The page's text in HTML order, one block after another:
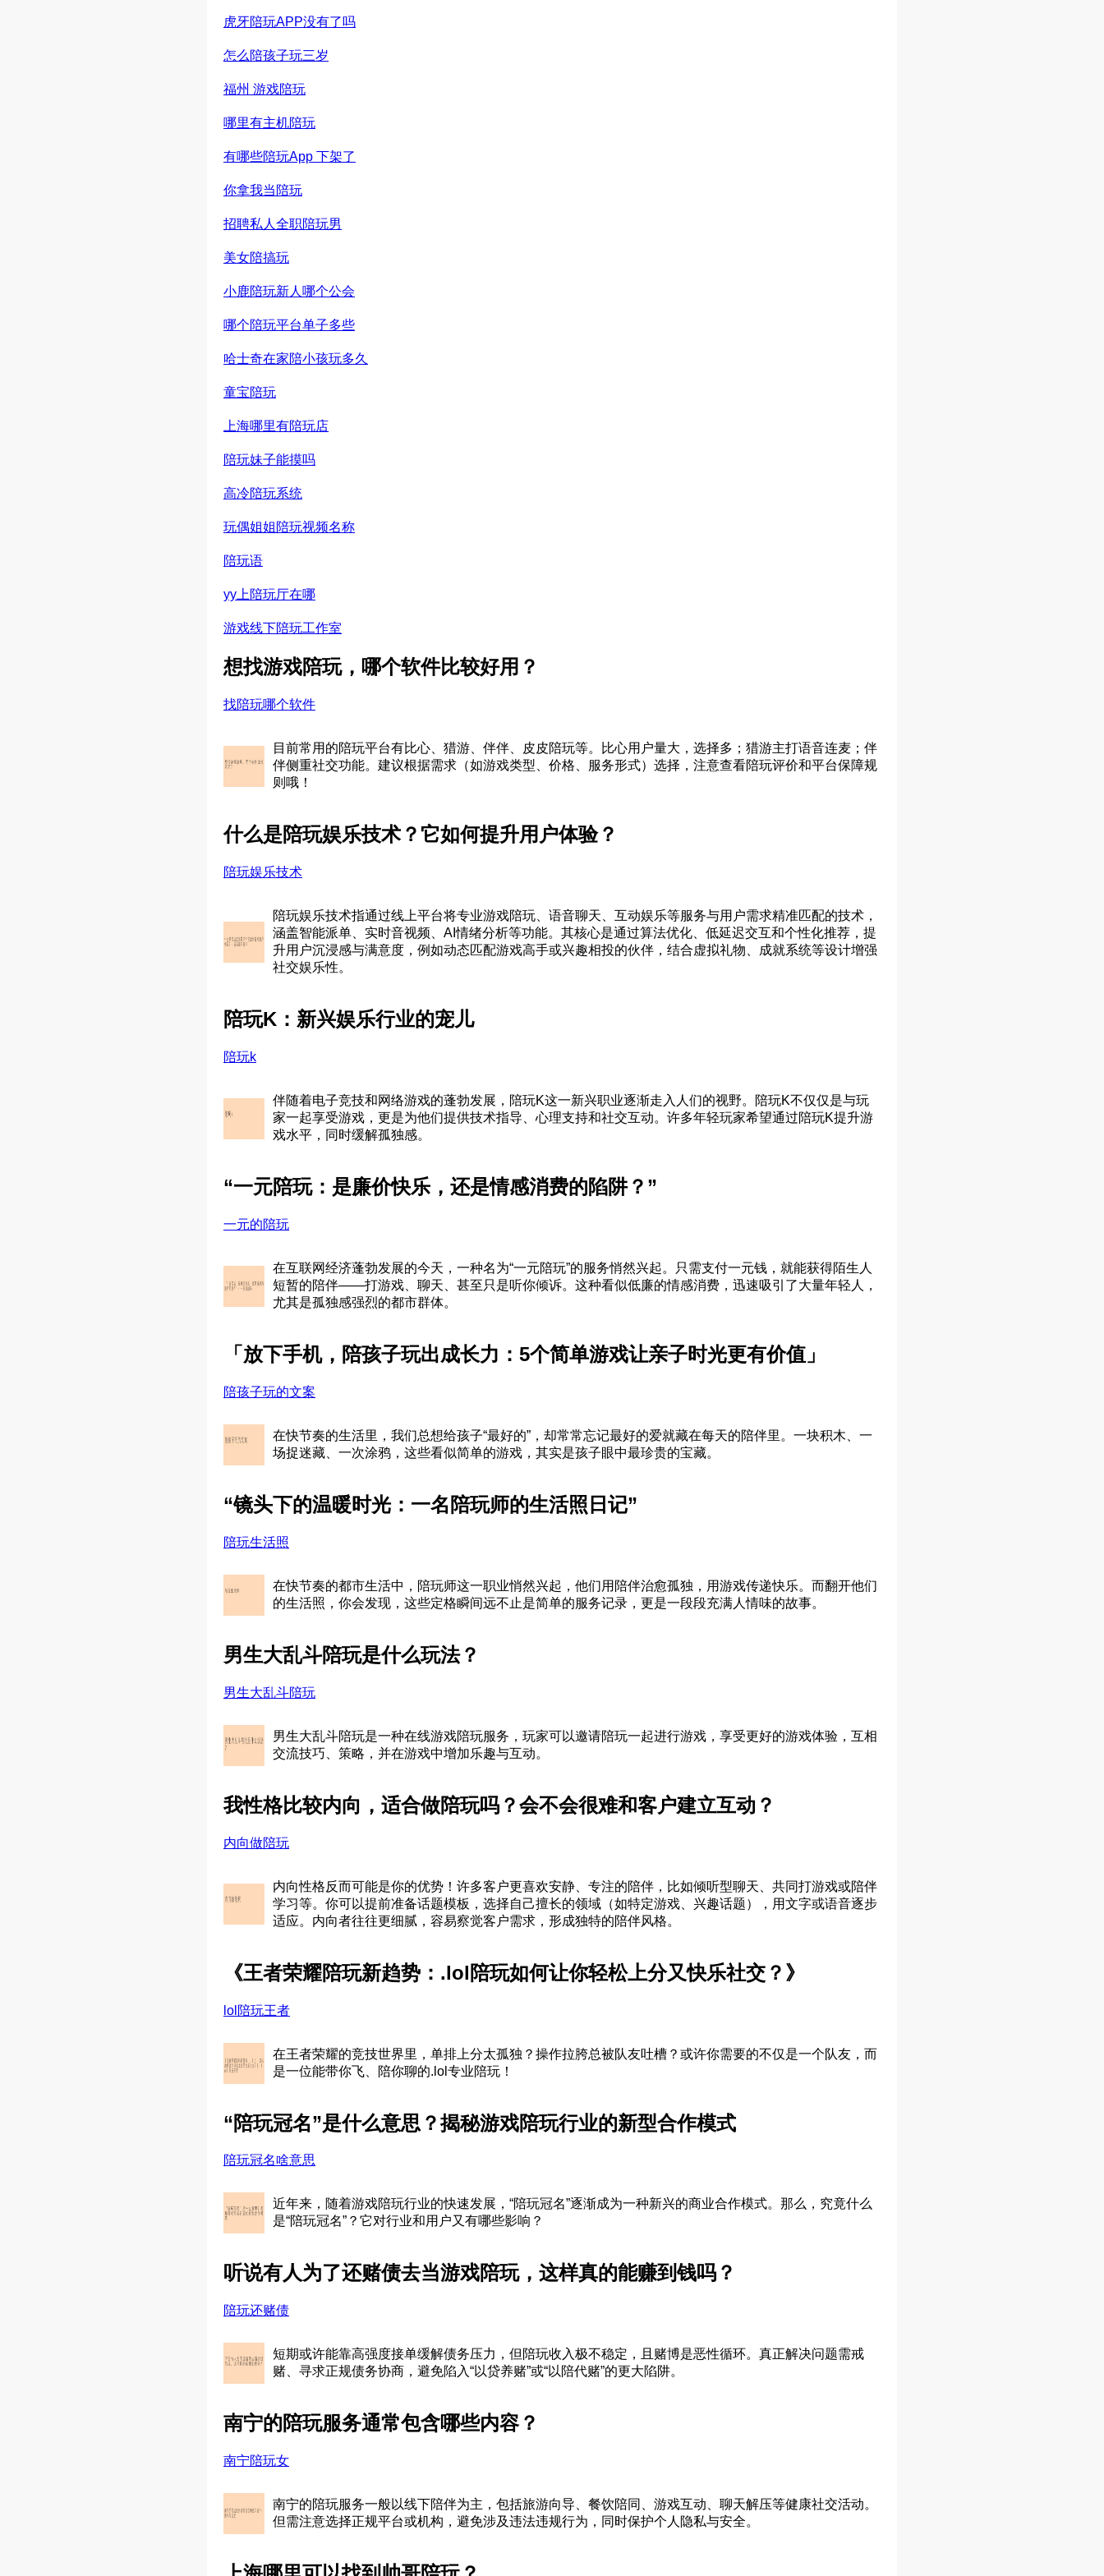
虎牙陪玩APP没有了吗
怎么陪孩子玩三岁
福州 游戏陪玩
哪里有主机陪玩
有哪些陪玩App 下架了
你拿我当陪玩
招聘私人全职陪玩男
美女陪搞玩
小鹿陪玩新人哪个公会
哪个陪玩平台单子多些
哈士奇在家陪小孩玩多久
童宝陪玩
上海哪里有陪玩店
陪玩妹子能摸吗
高冷陪玩系统
玩偶姐姐陪玩视频名称
陪玩语
yy上陪玩厅在哪
游戏线下陪玩工作室
想找游戏陪玩，哪个软件比较好用？
找陪玩哪个软件
目前常用的陪玩平台有比心、猎游、伴伴、皮皮陪玩等。比心用户量大，选择多；猎游主打语音连麦；伴
伴侧重社交功能。建议根据需求（如游戏类型、价格、服务形式）选择，注意查看陪玩评价和平台保障规
则哦！
什么是陪玩娱乐技术？它如何提升用户体验？
陪玩娱乐技术
陪玩娱乐技术指通过线上平台将专业游戏陪玩、语音聊天、互动娱乐等服务与用户需求精准匹配的技术，
涵盖智能派单、实时音视频、AI情绪分析等功能。其核心是通过算法优化、低延迟交互和个性化推荐，提
升用户沉浸感与满意度，例如动态匹配游戏高手或兴趣相投的伙伴，结合虚拟礼物、成就系统等设计增强
社交娱乐性。
陪玩K：新兴娱乐行业的宠儿
陪玩k
伴随着电子竞技和网络游戏的蓬勃发展，陪玩K这一新兴职业逐渐走入人们的视野。陪玩K不仅仅是与玩
家一起享受游戏，更是为他们提供技术指导、心理支持和社交互动。许多年轻玩家希望通过陪玩K提升游
戏水平，同时缓解孤独感。
“一元陪玩：是廉价快乐，还是情感消费的陷阱？”
一元的陪玩
在互联网经济蓬勃发展的今天，一种名为“一元陪玩”的服务悄然兴起。只需支付一元钱，就能获得陌生人
短暂的陪伴——打游戏、聊天、甚至只是听你倾诉。这种看似低廉的情感消费，迅速吸引了大量年轻人，
尤其是孤独感强烈的都市群体。
「放下手机，陪孩子玩出成长力：5个简单游戏让亲子时光更有价值」
陪孩子玩的文案
在快节奏的生活里，我们总想给孩子“最好的”，却常常忘记最好的爱就藏在每天的陪伴里。一块积木、一
场捉迷藏、一次涂鸦，这些看似简单的游戏，其实是孩子眼中最珍贵的宝藏。
“镜头下的温暖时光：一名陪玩师的生活照日记”
陪玩生活照
在快节奏的都市生活中，陪玩师这一职业悄然兴起，他们用陪伴治愈孤独，用游戏传递快乐。而翻开他们
的生活照，你会发现，这些定格瞬间远不止是简单的服务记录，更是一段段充满人情味的故事。
男生大乱斗陪玩是什么玩法？
男生大乱斗陪玩
男生大乱斗陪玩是一种在线游戏陪玩服务，玩家可以邀请陪玩一起进行游戏，享受更好的游戏体验，互相
交流技巧、策略，并在游戏中增加乐趣与互动。
我性格比较内向，适合做陪玩吗？会不会很难和客户建立互动？
内向做陪玩
内向性格反而可能是你的优势！许多客户更喜欢安静、专注的陪伴，比如倾听型聊天、共同打游戏或陪伴
学习等。你可以提前准备话题模板，选择自己擅长的领域（如特定游戏、兴趣话题），用文字或语音逐步
适应。内向者往往更细腻，容易察觉客户需求，形成独特的陪伴风格。
《王者荣耀陪玩新趋势：.lol陪玩如何让你轻松上分又快乐社交？》
lol陪玩王者
在王者荣耀的竞技世界里，单排上分太孤独？操作拉胯总被队友吐槽？或许你需要的不仅是一个队友，而
是一位能带你飞、陪你聊的.lol专业陪玩！
“陪玩冠名”是什么意思？揭秘游戏陪玩行业的新型合作模式
陪玩冠名啥意思
近年来，随着游戏陪玩行业的快速发展，“陪玩冠名”逐渐成为一种新兴的商业合作模式。那么，究竟什么
是“陪玩冠名”？它对行业和用户又有哪些影响？
听说有人为了还赌债去当游戏陪玩，这样真的能赚到钱吗？
陪玩还赌债
短期或许能靠高强度接单缓解债务压力，但陪玩收入极不稳定，且赌博是恶性循环。真正解决问题需戒
赌、寻求正规债务协商，避免陷入“以贷养赌”或“以陪代赌”的更大陷阱。
南宁的陪玩服务通常包含哪些内容？
南宁陪玩女
南宁的陪玩服务一般以线下陪伴为主，包括旅游向导、餐饮陪同、游戏互动、聊天解压等健康社交活动。
但需注意选择正规平台或机构，避免涉及违法违规行为，同时保护个人隐私与安全。